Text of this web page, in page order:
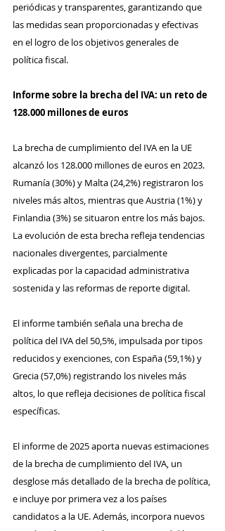
periódicas y transparentes, garantizando que
las medidas sean proporcionadas y efectivas
en el logro de los objetivos generales de
política fiscal.
Informe sobre la brecha del IVA: un reto de
128.000 millones de euros
La brecha de cumplimiento del IVA en la UE
alcanzó los 128.000 millones de euros en 2023.
Rumanía (30%) y Malta (24,2%) registraron los
niveles más altos, mientras que Austria (1%) y
Finlandia (3%) se situaron entre los más bajos.
La evolución de esta brecha refleja tendencias
nacionales divergentes, parcialmente
explicadas por la capacidad administrativa
sostenida y las reformas de reporte digital.
El informe también señala una brecha de
política del IVA del 50,5%, impulsada por tipos
reducidos y exenciones, con España (59,1%) y
Grecia (57,0%) registrando los niveles más
altos, lo que refleja decisiones de política fiscal
específicas.
El informe de 2025 aporta nuevas estimaciones
de la brecha de cumplimiento del IVA, un
desglose más detallado de la brecha de política,
e incluye por primera vez a los países
candidatos a la UE. Además, incorpora nuevos